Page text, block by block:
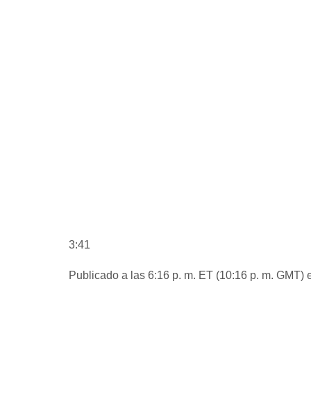
3:41
Publicado a las 6:16 p. m. ET (10:16 p. m. GMT)